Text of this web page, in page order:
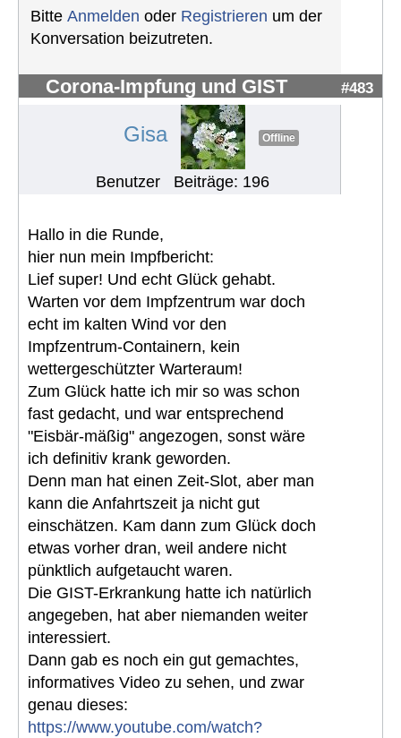
Bitte Anmelden oder Registrieren um der
Konversation beizutreten.
Corona-Impfung und GIST #483
Gisa Offline
Benutzer Beiträge: 196
Hallo in die Runde,
hier nun mein Impfbericht:
Lief super! Und echt Glück gehabt.
Warten vor dem Impfzentrum war doch
echt im kalten Wind vor den
Impfzentrum-Containern, kein
wettergeschützter Warteraum!
Zum Glück hatte ich mir so was schon
fast gedacht, und war entsprechend
"Eisbär-mäßig" angezogen, sonst wäre
ich definitiv krank geworden.
Denn man hat einen Zeit-Slot, aber man
kann die Anfahrtszeit ja nicht gut
einschätzen. Kam dann zum Glück doch
etwas vorher dran, weil andere nicht
pünktlich aufgetaucht waren.
Die GIST-Erkrankung hatte ich natürlich
angegeben, hat aber niemanden weiter
interessiert.
Dann gab es noch ein gut gemachtes,
informatives Video zu sehen, und zwar
genau dieses:
https://www.youtube.com/watch?